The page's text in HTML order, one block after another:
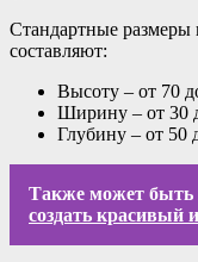
Стандартные
составляют:
Высоту – от 70
Ширину – от 30
Глубину – от 50
Также может быть
создать красивый